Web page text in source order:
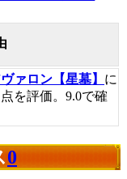
ァロン【星墓】 に
を評価。9.0で確
0